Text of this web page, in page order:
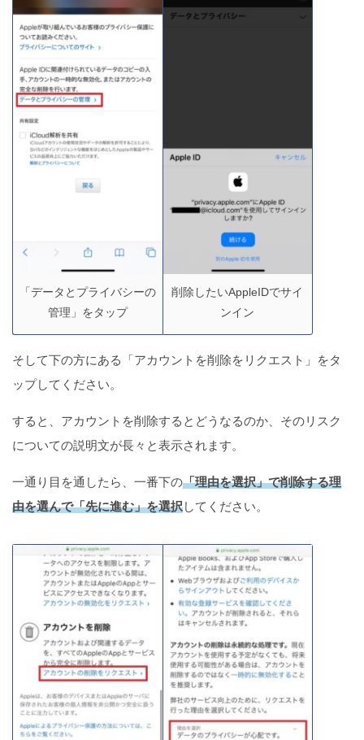
「データとプライバシーの
管理」をタップ
削除したいAppleIDでサイ
ンイン
そして下の方にある「アカウントを削除をリクエスト」をタ
ップしてください。
すると、アカウントを削除するとどうなるのか、そのリスク
についての説明文が長々と表示されます。
一通り目を通したら、一番下の「理由を選択」で削除する理
由を選んで「先に進む」を選択してください。